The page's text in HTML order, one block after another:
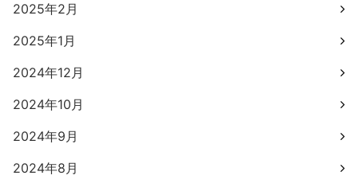
2025年2月
2025年1月
2024年12月
2024年10月
2024年9月
2024年8月